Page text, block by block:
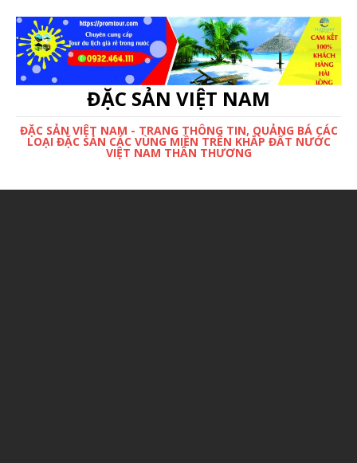
ĐẶC SẢN VIỆT NAM
ĐẶC SẢN VIỆT NAM - TRANG THÔNG TIN, QUẢNG BÁ CÁC
LOẠI ĐẶC SẢN CÁC VÙNG MIỀN TRÊN KHẮP ĐẤT NƯỚC
VIỆT NAM THÂN THƯƠNG